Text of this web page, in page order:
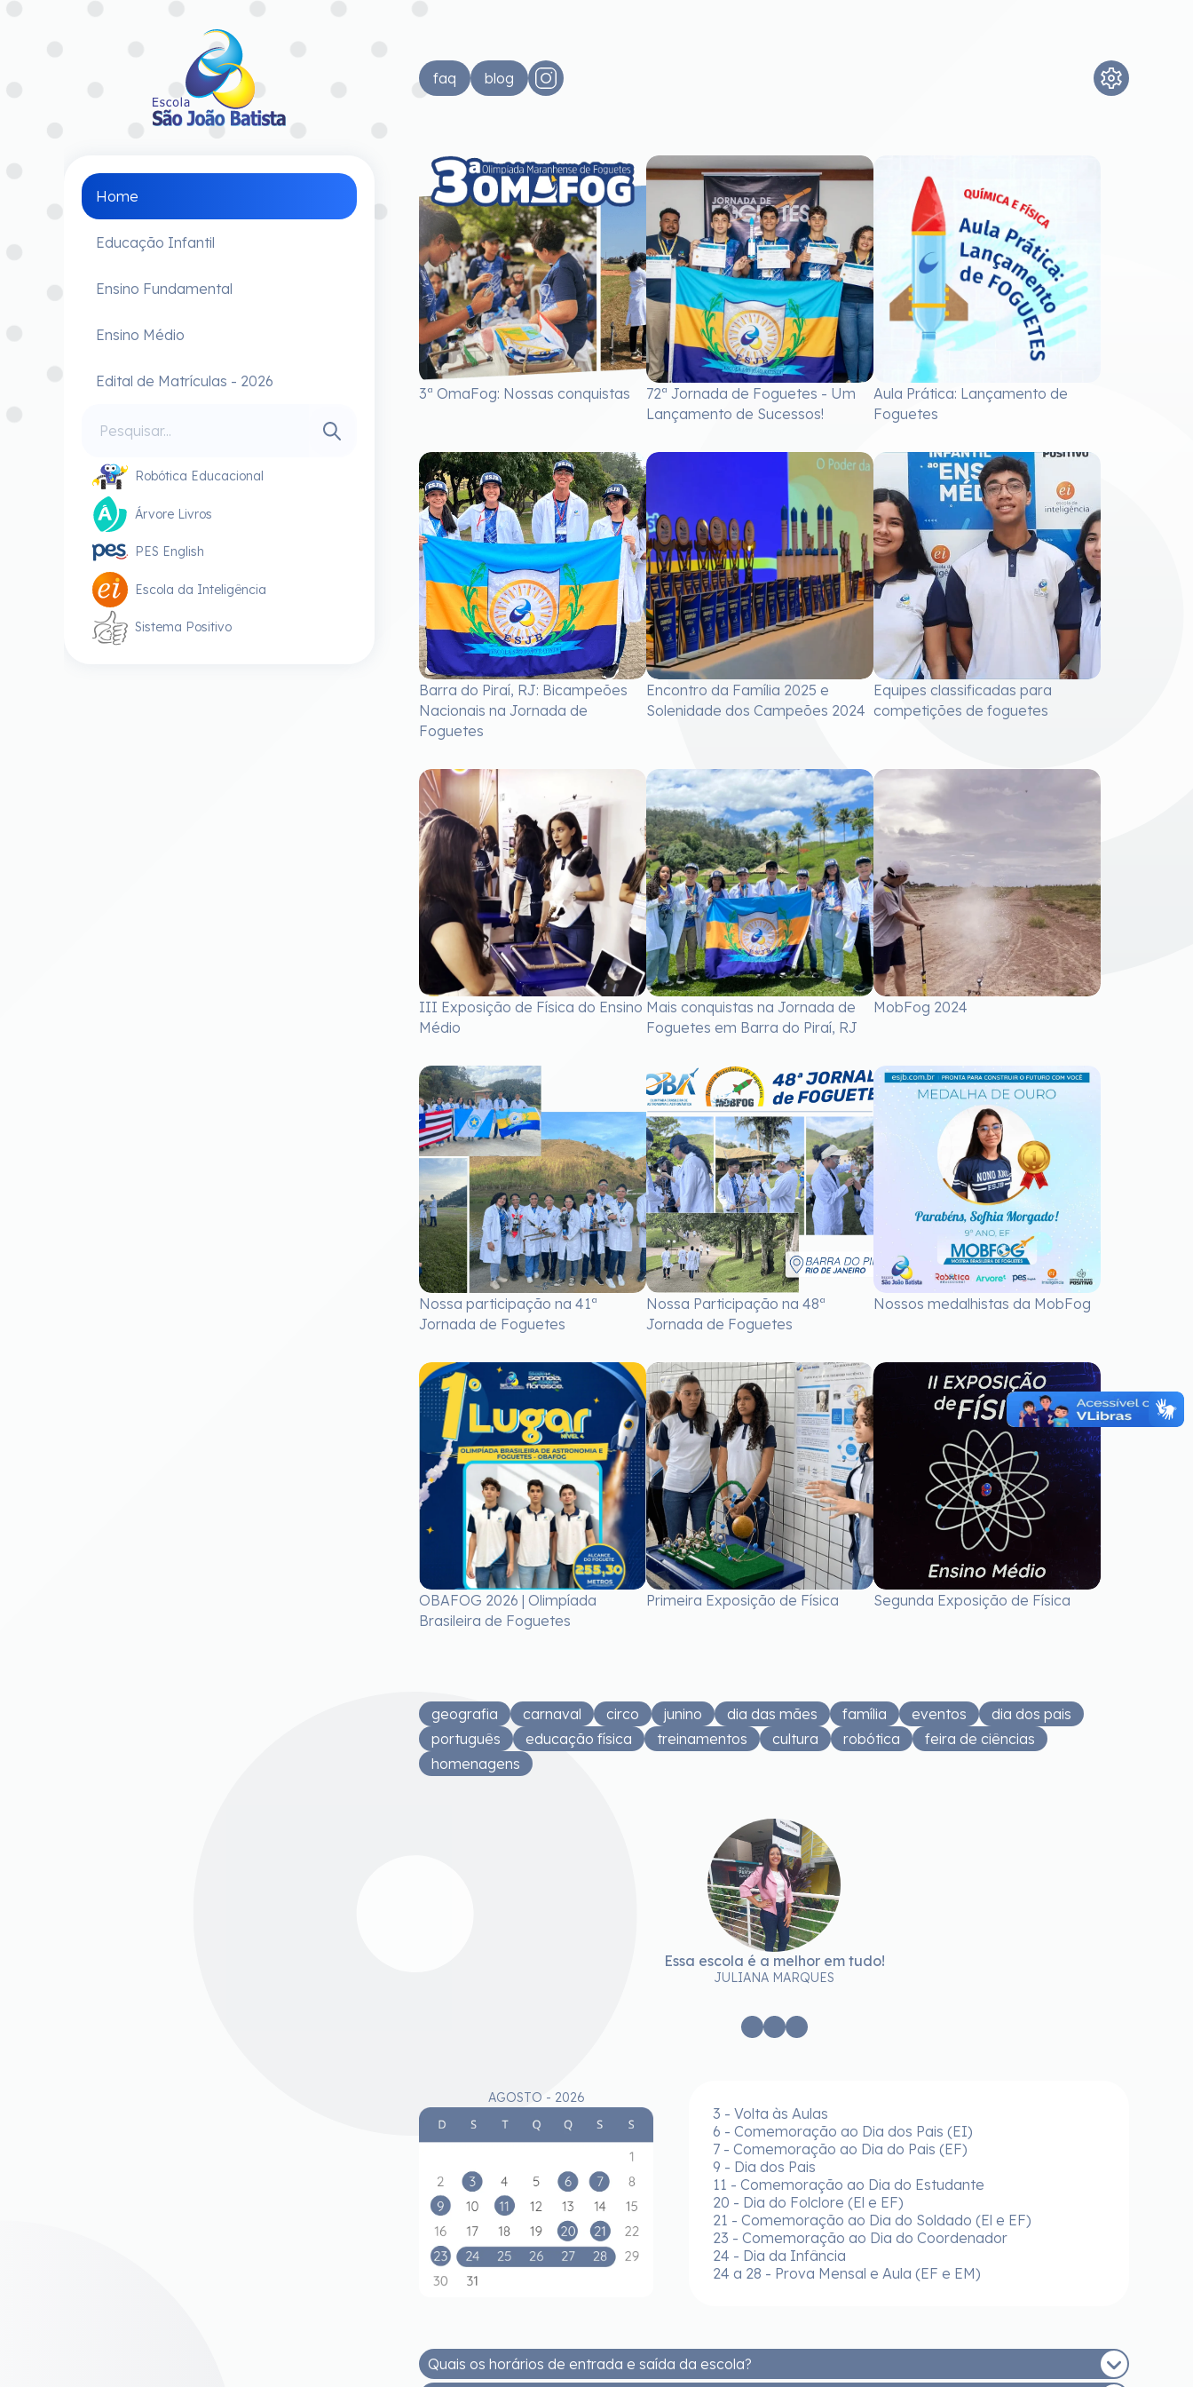
Home
Educação Infantil
Ensino Fundamental
Ensino Médio
Edital de Matrículas - 2026
Robótica Educacional
Árvore Livros
PES English
Escola da Inteligência
Sistema Positivo
faq blog
3ª OmaFog: Nossas conquistas
72ª Jornada de Foguetes - Um
Lançamento de Sucessos!
Aula Prática: Lançamento de
Foguetes
Barra do Piraí, RJ: Bicampeões
Nacionais na Jornada de
Foguetes
Encontro da Família 2025 e
Solenidade dos Campeões 2024
Equipes classificadas para
competições de foguetes
III Exposição de Física do Ensino
Médio
Mais conquistas na Jornada de
Foguetes em Barra do Piraí, RJ
MobFog 2024
Nossa participação na 41ª
Jornada de Foguetes
Nossa Participação na 48ª
Jornada de Foguetes
Nossos medalhistas da MobFog
OBAFOG 2026 | Olimpíada
Brasileira de Foguetes
Primeira Exposição de Física Segunda Exposição de Física
geografia carnaval circo junino dia das mães família eventos
dia dos pais
português
educação física treinamentos cultura robótica
feira de ciências
homenagens
Essa escola é a melhor em tudo!
JULIANA MARQUES
AGOSTO - 2026
3 - Volta às Aulas
6 - Comemoração ao Dia dos Pais (EI)
7 - Comemoração ao Dia do Pais (EF)
9 - Dia dos Pais
11 - Comemoração ao Dia do Estudante
20 - Dia do Folclore (El e EF)
21 - Comemoração ao Dia do Soldado (El e EF)
23 - Comemoração ao Dia do Coordenador
24 - Dia da Infância
24 a 28 - Prova Mensal e Aula (EF e EM)
Quais os horários de entrada e saída da escola?